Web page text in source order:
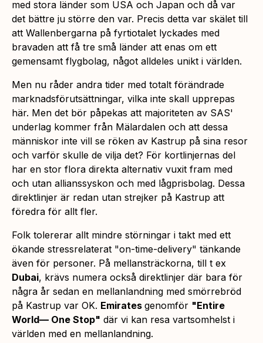
med stora länder som USA och Japan och då var
det bättre ju större den var. Precis detta var skälet till
att Wallenbergarna på fyrtiotalet lyckades med
bravaden att få tre små länder att enas om ett
gemensamt flygbolag, något alldeles unikt i världen.
Men nu råder andra tider med totalt förändrade
marknadsförutsättningar, vilka inte skall upprepas
här. Men det bör påpekas att majoriteten av SAS'
underlag kommer från Mälardalen och att dessa
människor inte vill se röken av Kastrup på sina resor
och varför skulle de vilja det? För kortlinjernas del
har en stor flora direkta alternativ vuxit fram med
och utan allianssyskon och med lågprisbolag. Dessa
direktlinjer är redan utan strejker på Kastrup att
föredra för allt fler.
Folk tolererar allt mindre störningar i takt med ett
ökande stressrelaterat "on-time-delivery" tänkande
även för personer. På mellansträckorna, till t ex
Dubai, krävs numera också direktlinjer där bara för
några år sedan en mellanlandning med smörrebröd
på Kastrup var OK. Emirates genomför "Entire
World— One Stop" där vi kan resa vartsomhelst i
världen med en mellanlandning.